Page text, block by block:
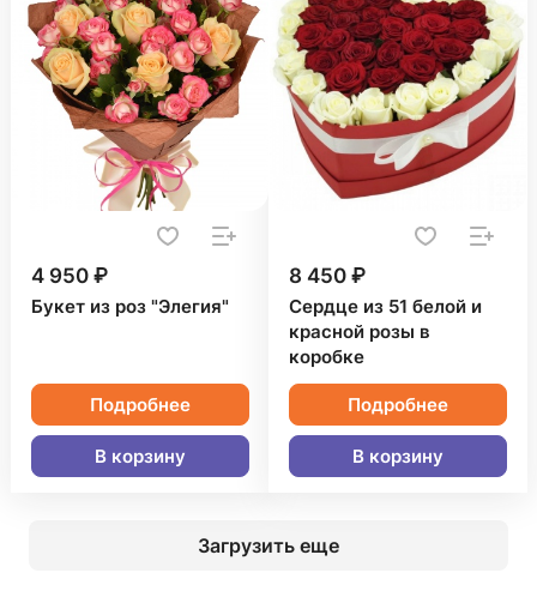
4 950 ₽
Букет из роз "Элегия"
Подробнее
В корзину
8 450 ₽
Сердце из 51 белой и
красной розы в
коробке
Подробнее
В корзину
Загрузить еще